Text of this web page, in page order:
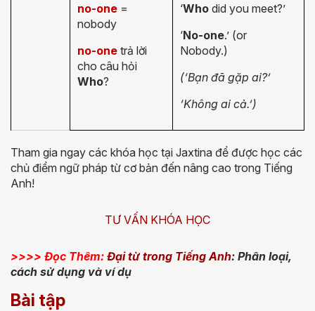
no-one =
nobody
no-one trả lời
cho câu hỏi
Who?
‘Who did you meet?’
‘No-one.’ (or
Nobody.)
(‘Bạn đã gặp ai?’
‘Không ai cả.’)
Tham gia ngay các khóa học tại Jaxtina để được học các
chủ điểm ngữ pháp từ cơ bản đến nâng cao trong Tiếng
Anh!
TƯ VẤN KHÓA HỌC
>>>> Đọc Thêm: Đại từ trong Tiếng Anh: Phân loại,
cách sử dụng và ví dụ
Bài tập